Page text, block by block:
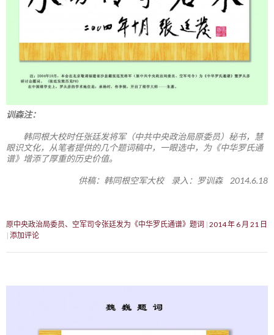
训森注：
韩同根大校时任张廷发将军（中共中央政治局原委员）秘书，慧
眼识文化，从笔者提供的几个题词稿中，一眼选中，为《中华罗氏通
谱》增添了厚重的历史价值。
供稿：韩同根空军大校 录入：罗训森 2014.6.18
原中央政治局委员、空军司令张廷发为《中华罗氏通谱》题词 2014 年 6 月 21 日
添加评论